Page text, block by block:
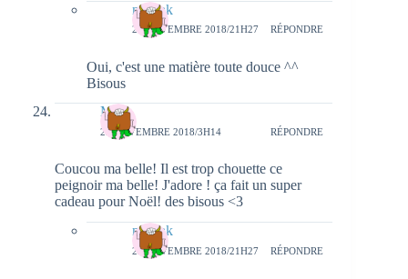
natieak
22 NOVEMBRE 2018/21H27 RÉPONDRE
Oui, c'est une matière toute douce ^^
Bisous
Mara
22 NOVEMBRE 2018/3H14 RÉPONDRE
Coucou ma belle! Il est trop chouette ce
peignoir ma belle! J'adore ! ça fait un super
cadeau pour Noël! des bisous <3
natieak
22 NOVEMBRE 2018/21H27 RÉPONDRE